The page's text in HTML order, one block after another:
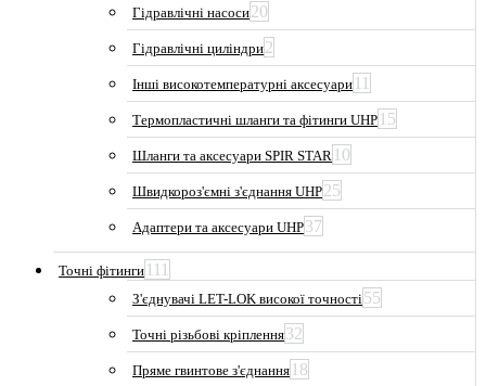
Гідравлічні насоси20
Гідравлічні циліндри2
Інші високотемпературні аксесуари 11
Термопластичні шланги та фітинги UHP 15
Шланги та аксесуари SPIR STAR 10
Швидкороз'ємні з'єднання UHP25
Адаптери та аксесуари UHP37
Точні фітинги 111
З'єднувачі LET-LOK високої точності 55
Точні різьбові кріплення32
Пряме гвинтове з'єднання 18